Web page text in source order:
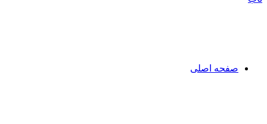
صفحه اصلی